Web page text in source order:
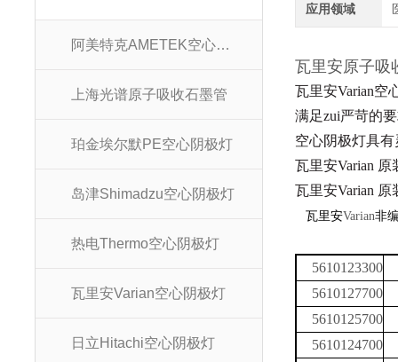
阿美特克AMETEK空心阴极灯
上海光谱原子吸收石墨管
珀金埃尔默PE空心阴极灯
岛津Shimadzu空心阴极灯
热电Thermo空心阴极灯
瓦里安Varian空心阴极灯
日立Hitachi空心阴极灯
应用领域
瓦里安原子
瓦里安Varian空
满足zui严苛的
空心阴极灯具有
瓦里安Varian
瓦里安Varian
瓦里安Varian非
5610123300
5610127700
5610125700
5610124700